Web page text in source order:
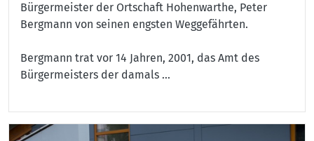
Bürgermeister der Ortschaft Hohenwarthe, Peter
Bergmann von seinen engsten Weggefährten.
Bergmann trat vor 14 Jahren, 2001, das Amt des
Bürgermeisters der damals ...